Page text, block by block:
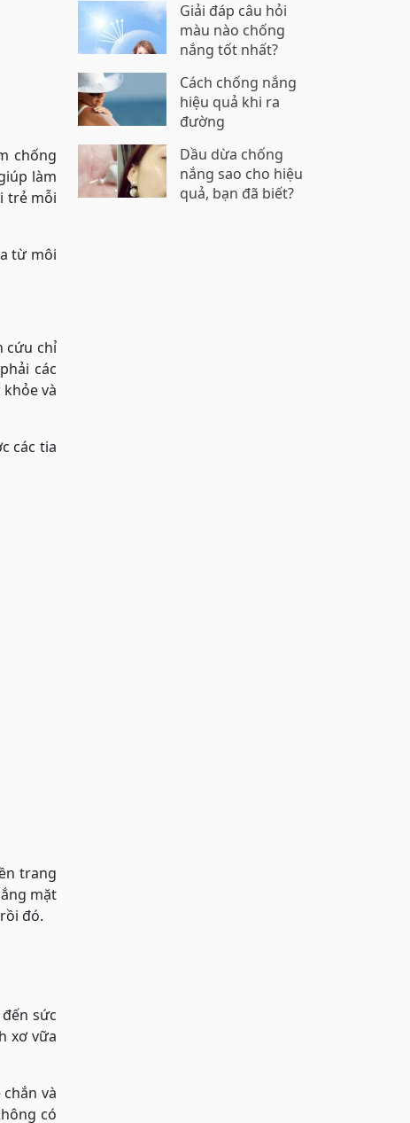
chống
làm
trẻ mỗi
từ môi
cứu chỉ
các
và
các tia
trang
mặt
đó.
sức
xơ vữa
và
có
Giải đáp câu hỏi
màu nào chống
nắng tốt nhất?
Cách chống nắng
hiệu quả khi ra
đường
Dầu dừa chống
nắng sao cho hiệu
quả, bạn đã biết?